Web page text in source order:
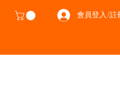
會員登入/註